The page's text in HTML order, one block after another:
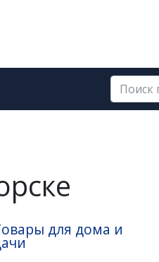
для дома и